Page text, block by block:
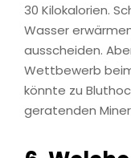
30 Kilokalorien.
Wasser
ausscheiden.
Wettbewerb
könnte zu
geratenden